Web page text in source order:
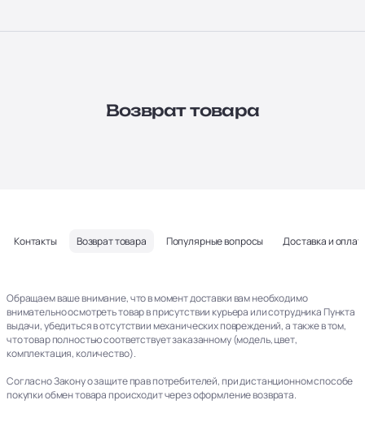
Возврат товара
Контакты Возврат товара Популярные вопросы Доставка и
Обращаем ваше внимание, что в момент доставки вам необходимо
внимательно осмотреть товар в присутствии курьера или сотрудника Пункта
выдачи, убедиться в отсутствии механических повреждений, а также в том,
что товар полностью соответствует заказанному (модель, цвет,
комплектация, количество).
Согласно Закону о защите прав потребителей, при дистанционном способе
покупки обмен товара происходит через оформление возврата.